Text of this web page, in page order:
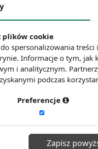
się poprawia?
plików cookie
spersonalizowania treści
Informacje o tym,
i analitycznym.
podczas
Preferencje
Zapisz